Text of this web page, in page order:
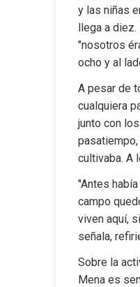
y las niñas
llega a
"nosotros
ocho y al
A pesar de
cualquiera
junto con
cultivaba. A
"Antes
campo
viven aquí,
señala,
Sobre la
Mena es